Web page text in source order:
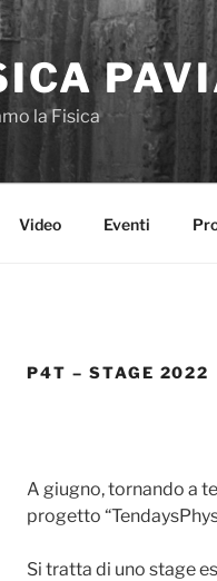
la Fisica
Video Eventi
P4T – STAGE 2022
A giugno, tornando a
progetto
Si tratta di uno stage